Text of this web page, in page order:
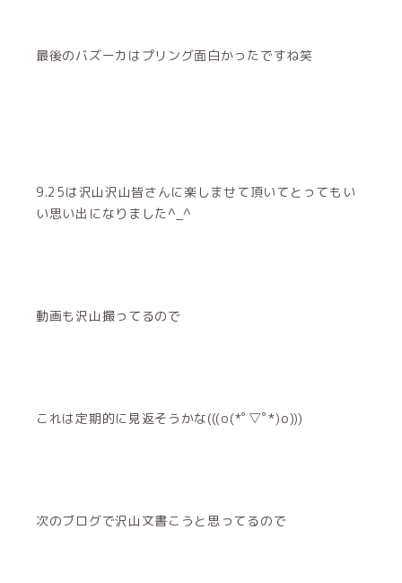
最後のバズーカはプリング面白かったですね笑
9.25は沢山沢山皆さんに楽しませて頂いてとってもい
い思い出になりました︎^_^
動画も沢山撮ってるので
これは定期的に見返そうかな(((o(*ﾟ▽ﾟ*)o)))
次のブログで沢山文書こうと思ってるので